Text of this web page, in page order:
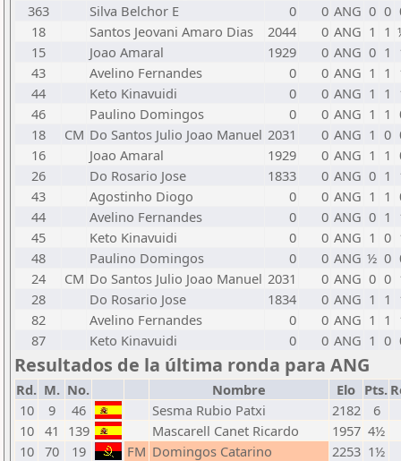
363
Silva Belchor E 0 0 ANG 0 0
18
Santos Jeovani Amaro Dias 2044 0 ANG 1 1
15
Joao Amaral 1929 0 ANG 0 1
43
Avelino Fernandes 0 0 ANG 1 1
44
Keto Kinavuidi 0 0 ANG 1 1
46
Paulino Domingos 0 0 ANG 1 1
18
CM Do Santos Julio Joao Manuel 2031 0 ANG 1 0
16
Joao Amaral 1929 0 ANG 1 1
26
Do Rosario Jose 1833 0 ANG 0 1
43
Agostinho Diogo 0 0 ANG 1 1
44
Avelino Fernandes 0 0 ANG 0 1
45
Keto Kinavuidi 0 0 ANG 1 0
48
Paulino Domingos 0 0 ANG ½ 0
24
CM Do Santos Julio Joao Manuel 2031 0 ANG 0 0
28
Do Rosario Jose 1834 0 ANG 1 1
82
Avelino Fernandes 0 0 ANG 1 1
87
Keto Kinavuidi 0 0 ANG 1 0
Resultados de la última ronda para ANG
Rd. M. No. Nombre Elo Pts.
10
9 46 Sesma Rubio Patxi 2182
6
10 41 139 Mascarell Canet Ricardo 1957 4½
10 70 19 FM Domingos Catarino 2253 1½